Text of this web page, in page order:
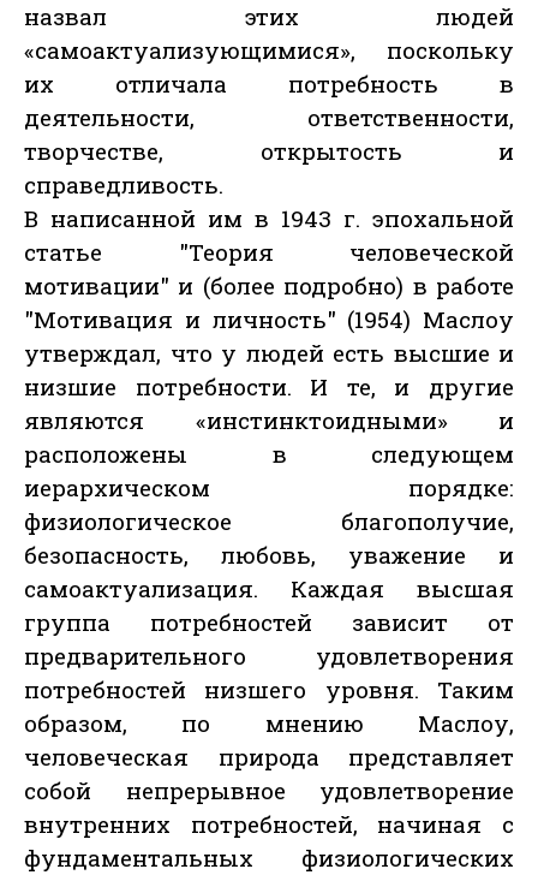
назвал этих людей
«самоактуализующимися», поскольку
их отличала потребность в
деятельности, ответственности,
творчестве, открытость и
справедливость.
В написанной им в 1943 г. эпохальной
статье "Теория человеческой
мотивации" и (более подробно) в работе
"Мотивация и личность" (1954) Маслоу
утверждал, что у людей есть высшие и
низшие потребности. И те, и другие
являются «инстинктоидными» и
расположены в следующем
иерархическом порядке:
физиологическое благополучие,
безопасность, любовь, уважение и
самоактуализация. Каждая высшая
группа потребностей зависит от
предварительного удовлетворения
потребностей низшего уровня. Таким
образом, по мнению Маслоу,
человеческая природа представляет
собой непрерывное удовлетворение
внутренних потребностей, начиная с
фундаментальных физиологических